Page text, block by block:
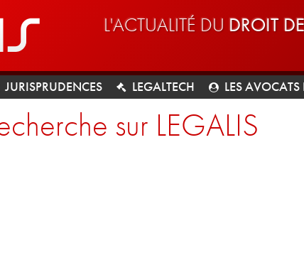
L'ACTUALITÉ DU DROIT
JURISPRUDENCES LEGALTECH LES
sur LEGALIS